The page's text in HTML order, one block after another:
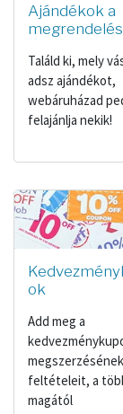
Ajándékok a
Találd ki, mely
adsz ajándékot,
webáruházad
felajánlja nekik!
ok
Add meg a
megszerzésének
feltételeit, a
magától